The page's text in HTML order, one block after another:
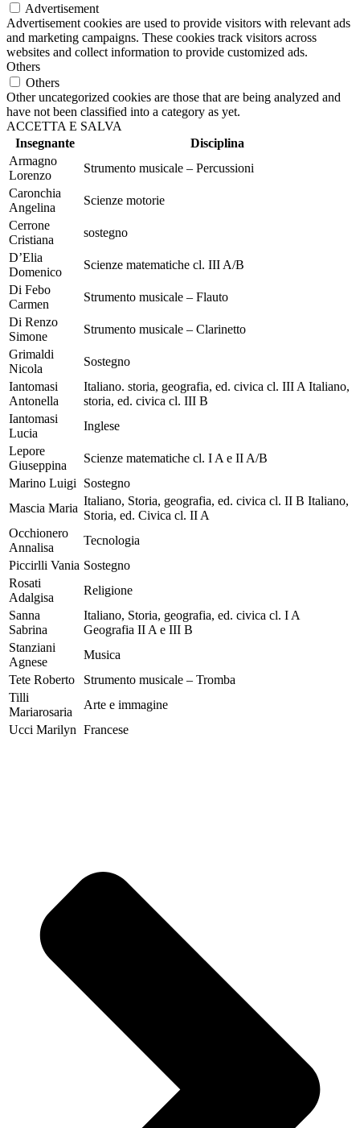
Advertisement
Advertisement cookies are used to provide visitors with relevant ads
and marketing campaigns. These cookies track visitors across
websites and collect information to provide customized ads.
Others
Others
Other uncategorized cookies are those that are being analyzed and
have not been classified into a category as yet.
ACCETTA E SALVA
Insegnante
Disciplina
Armagno
Lorenzo
Strumento musicale – Percussioni
Caronchia
Angelina
Scienze motorie
Cerrone
Cristiana
sostegno
D’Elia
Domenico
Scienze matematiche cl. III A/B
Di Febo
Carmen
Strumento musicale – Flauto
Di Renzo
Simone
Strumento musicale – Clarinetto
Grimaldi
Nicola
Sostegno
Iantomasi
Antonella
Italiano. storia, geografia, ed. civica cl. III A Italiano,
storia, ed. civica cl. III B
Iantomasi
Lucia
Inglese
Lepore
Giuseppina
Scienze matematiche cl. I A e II A/B
Marino Luigi
Sostegno
Mascia Maria
Italiano, Storia, geografia, ed. civica cl. II B Italiano,
Storia, ed. Civica cl. II A
Occhionero
Annalisa
Tecnologia
Piccirlli Vania Sostegno
Rosati
Adalgisa
Religione
Sanna
Sabrina
Italiano, Storia, geografia, ed. civica cl. I A
Geografia II A e III B
Stanziani
Agnese
Musica
Tete Roberto
Strumento musicale – Tromba
Tilli
Mariarosaria
Arte e immagine
Ucci Marilyn Francese